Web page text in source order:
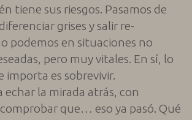
tiene sus riesgos. Pasamos de
grises y salir re-
podemos en situaciones no
pero muy vitales. En sí, lo
importa es sobrevivir.
echar la mirada atrás, con
que… eso ya pasó. Qué